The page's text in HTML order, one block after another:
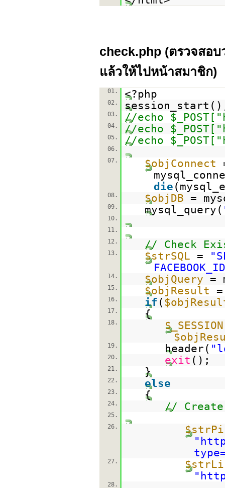
check.php (ตรวจสอบ
แล้วให้ไปหน้าสมาชิก)
01. <?php
02.
03. //echo
04. //echo
05. //echo
06.
07.
$objConnect
die
08. $objDB =
09. mysql_query(
10.
11.
12.
// Check
13. $strSQL =
14. $objQuery =
15. $objResult
16. if (
17. {
18. $_SESSION
19. header(
20. exit ();
21. }
22. else
23. {
24. // Create
25.
26.
"
27.
"
28.